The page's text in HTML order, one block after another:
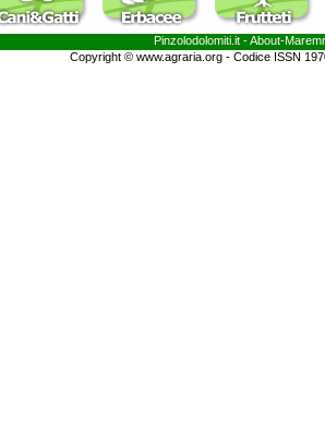
Pinzolodolomiti.it - About-
Copyright © www.agraria.org - Codice ISSN